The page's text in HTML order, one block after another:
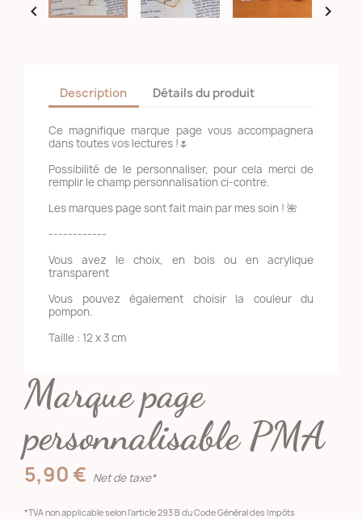
 
Description Détails du produit
Ce magnifique marque page vous accompagnera
dans toutes vos lectures !🌷
Possibilité de le personnaliser, pour cela merci de
remplir le champ personnalisation ci-contre.
Les marques page sont fait main par mes soin ! 🌺
------------
Vous avez le choix, en bois ou en acrylique
transparent
Vous pouvez également choisir la couleur du
pompon.
Taille : 12 x 3 cm
Marque page
personnalisable PMA
5,90 € Net de taxe*
*TVA non applicable selon l’article 293 B du Code Général des Impôts